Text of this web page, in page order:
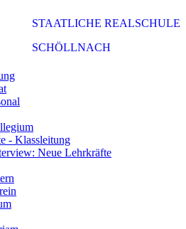
STAATLICHE REALSCHULE
SCHÖLLNACH
- Klassleitung
Neue Lehrkräfte